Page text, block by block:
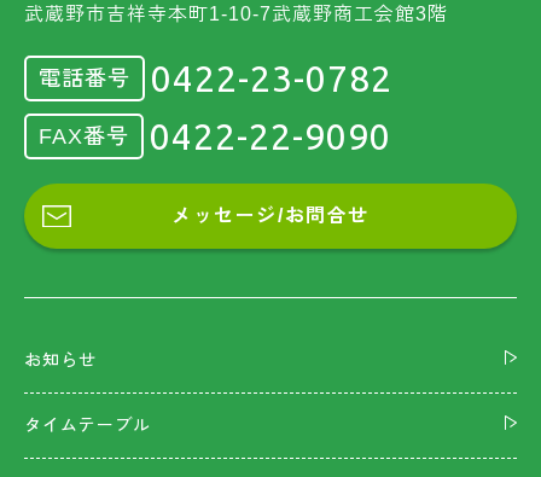
武蔵野市吉祥寺本町1-10-7武蔵野商工会館3階
電話番号 0422-23-0782
FAX番号 0422-22-9090
メッセージ/お問合せ
お知らせ
タイムテーブル